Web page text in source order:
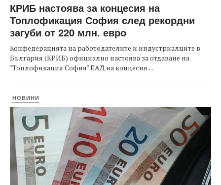
КРИБ настоява за концесия на
Топлофикация София след рекордни
загуби от 220 млн. евро
Конфедерацията на работодателите и индустриалците в
България (КРИБ) официално настоява за отдаване на
"Топлофикация София" ЕАД на концесия....
НОВИНИ